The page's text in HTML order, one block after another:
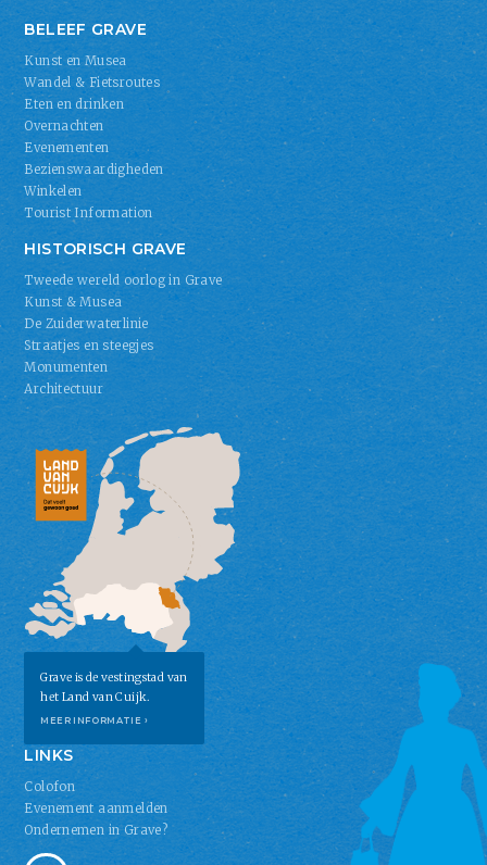
BELEEF GRAVE
Kunst en Musea
Wandel & Fietsroutes
Eten en drinken
Overnachten
Evenementen
Bezienswaardigheden
Winkelen
Tourist Information
HISTORISCH GRAVE
Tweede wereld oorlog in Grave
Kunst & Musea
De Zuiderwaterlinie
Straatjes en steegjes
Monumenten
Architectuur
Grave is de vestingstad van
het Land van Cuijk.
MEER INFORMATIE ›
LINKS
Colofon
Evenement aanmelden
Ondernemen in Grave?